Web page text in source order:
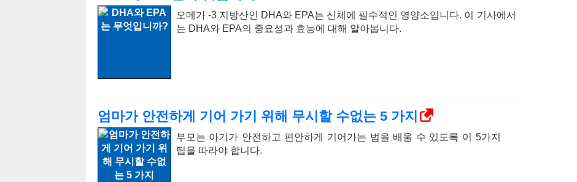
오메가 -3 지방산인 DHA와 EPA는 신체에 필수적인 영양소입니다. 이 기사에서
는 DHA와 EPA의 중요성과 효능에 대해 알아봅니다.
엄마가 안전하게 기어 가기 위해 무시할 수없는 5 가지
부모는 아기가 안전하고 편안하게 기어가는 법을 배울 수 있도록 이 5가지
팁을 따라야 합니다.